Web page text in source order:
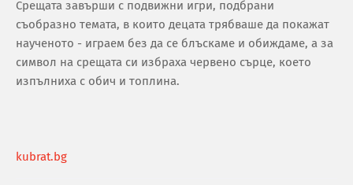
Срещата завърши с подвижни игри, подбрани
съобразно темата, в които децата трябваше да покажат
наученото - играем без да се блъскаме и обиждаме, а за
символ на срещата си избраха червено сърце, което
изпълниха с обич и топлина.
kubrat.bg